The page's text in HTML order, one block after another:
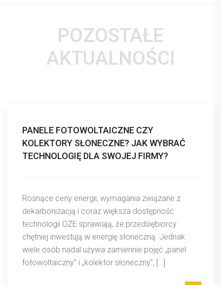
POZOSTAŁE
AKTUALNOŚCI
PANELE FOTOWOLTAICZNE CZY
KOLEKTORY SŁONECZNE? JAK WYBRAĆ
TECHNOLOGIĘ DLA SWOJEJ FIRMY?
Rosnące ceny energii, wymagania związane z
dekarbonizacją i coraz większa dostępność
technologii OZE sprawiają, że przedsiębiorcy
chętniej inwestują w energię słoneczną. Jednak
wiele osób nadal używa zamiennie pojęć „panel
fotowoltaiczny” i „kolektor słoneczny”, […]